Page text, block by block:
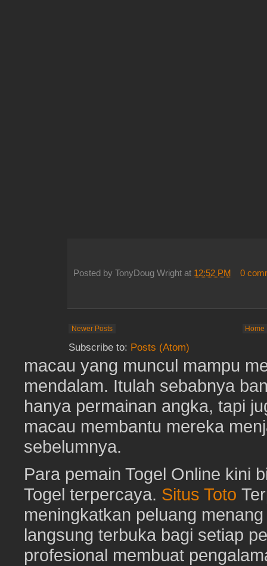
Posted by TonyDoug Wright at 12:52 PM 0
Newer Posts Home
Subscribe to: Posts (Atom)
macau yang muncul mampu
mendalam. Itulah sebabnya
hanya permainan angka, tapi
macau membantu mereka
sebelumnya.
Para pemain Togel Online kini
Togel terpercaya. Situs Toto
meningkatkan peluang
langsung terbuka bagi setiap
profesional membuat